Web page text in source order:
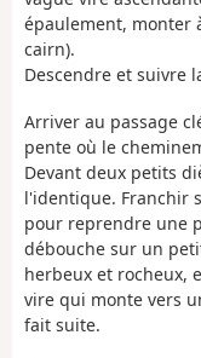
épaulement, monter
cairn).
Descendre et suivre
Arriver au passage
pente où le
Devant deux petits
l'identique. Franchir
pour reprendre une
débouche sur un
herbeux et rocheux,
vire qui monte vers
fait suite.